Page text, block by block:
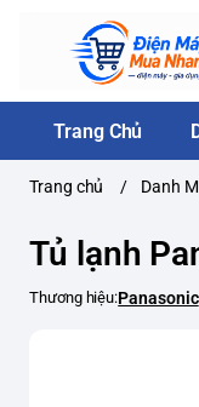
Trang Chủ
Trang chủ / Danh
Tủ lạnh
Thương hiệu:Panasonic